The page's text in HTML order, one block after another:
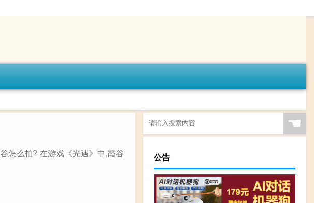
怎么拍? 在游戏《光遇》中,霞谷
☚
公告